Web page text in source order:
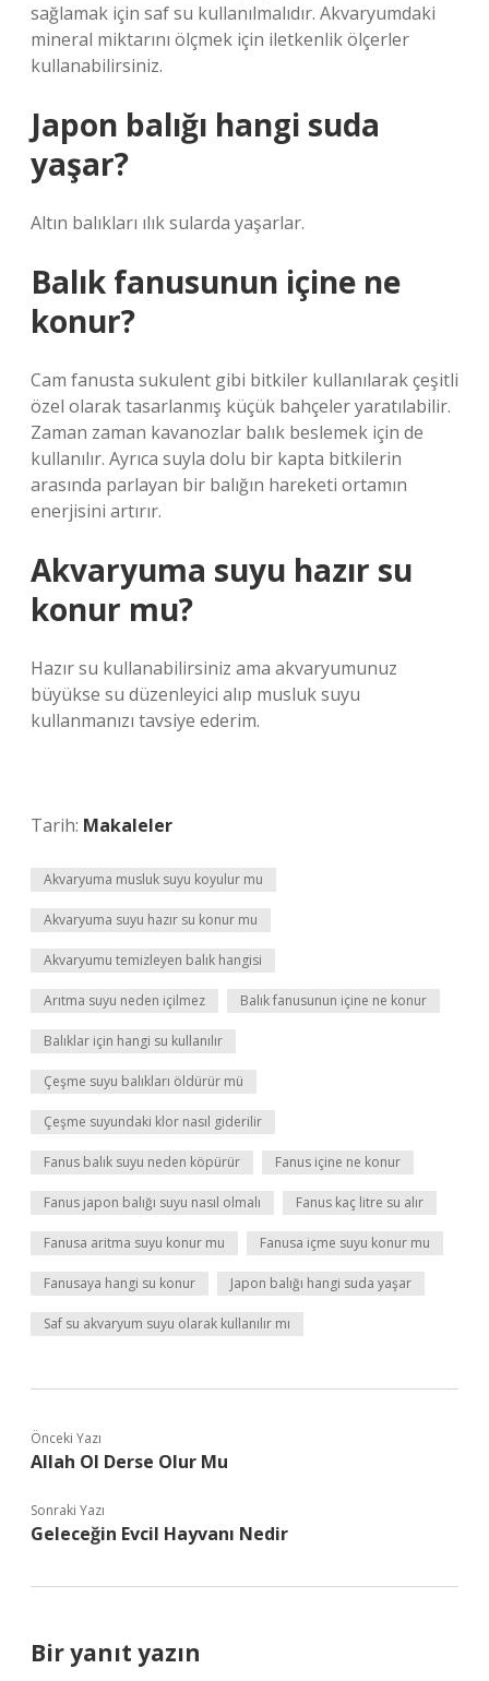
sağlamak için saf su kullanılmalıdır. Akvaryumdaki
mineral miktarını ölçmek için iletkenlik ölçerler
kullanabilirsiniz.
Japon balığı hangi suda
yaşar?
Altın balıkları ılık sularda yaşarlar.
Balık fanusunun içine ne
konur?
Cam fanusta sukulent gibi bitkiler kullanılarak çeşitli
özel olarak tasarlanmış küçük bahçeler yaratılabilir.
Zaman zaman kavanozlar balık beslemek için de
kullanılır. Ayrıca suyla dolu bir kapta bitkilerin
arasında parlayan bir balığın hareketi ortamın
enerjisini artırır.
Akvaryuma suyu hazır su
konur mu?
Hazır su kullanabilirsiniz ama akvaryumunuz
büyükse su düzenleyici alıp musluk suyu
kullanmanızı tavsiye ederim.
Tarih: Makaleler
Akvaryuma musluk suyu koyulur mu
Akvaryuma suyu hazır su konur mu
Akvaryumu temizleyen balık hangisi
Arıtma suyu neden içilmez Balık fanusunun içine ne konur
Balıklar için hangi su kullanılır
Çeşme suyu balıkları öldürür mü
Çeşme suyundaki klor nasıl giderilir
Fanus balık suyu neden köpürür Fanus içine ne konur
Fanus japon balığı suyu nasıl olmalı Fanus kaç litre su alır
Fanusa aritma suyu konur mu Fanusa içme suyu konur mu
Fanusaya hangi su konur Japon balığı hangi suda yaşar
Saf su akvaryum suyu olarak kullanılır mı
Önceki Yazı
Allah Ol Derse Olur Mu
Sonraki Yazı
Geleceğin Evcil Hayvanı Nedir
Bir yanıt yazın